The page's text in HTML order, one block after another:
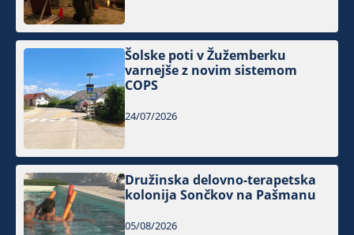
Šolske poti v Žužemberku
varnejše z novim sistemom
COPS
24/07/2026
Družinska delovno-terapetska
kolonija Sončkov na Pašmanu
05/08/2026